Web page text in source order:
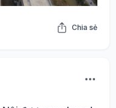
Chia sẻ